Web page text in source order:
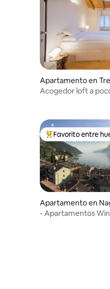
Apartamento en
Acogedor loft a
Favorito entre
Favorito entre
Apartamento en
- Apartamentos